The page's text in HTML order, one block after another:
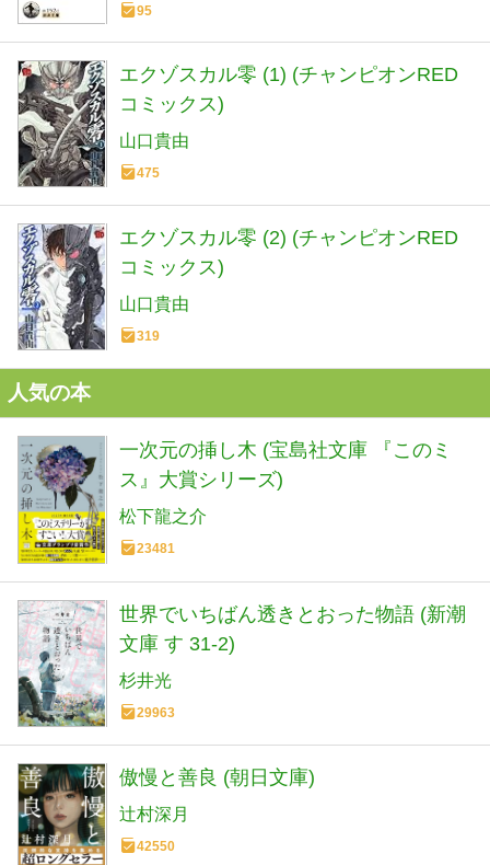
95
エクゾスカル零 (1) (チャンピオンRED
コミックス)
山口貴由
475
エクゾスカル零 (2) (チャンピオンRED
コミックス)
山口貴由
319
人気の本
一次元の挿し木 (宝島社文庫 『このミ
ス』大賞シリーズ)
松下龍之介
23481
世界でいちばん透きとおった物語 (新潮
文庫 す 31-2)
杉井光
29963
傲慢と善良 (朝日文庫)
辻村深月
42550